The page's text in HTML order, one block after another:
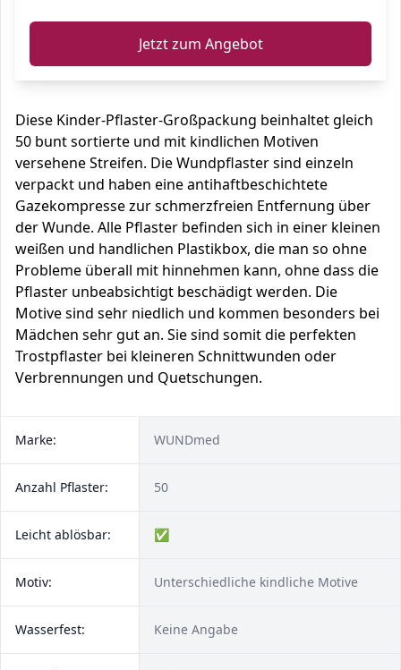
Jetzt zum Angebot
Diese Kinder-Pflaster-Großpackung beinhaltet gleich
50 bunt sortierte und mit kindlichen Motiven
versehene Streifen. Die Wundpflaster sind einzeln
verpackt und haben eine antihaftbeschichtete
Gazekompresse zur schmerzfreien Entfernung über
der Wunde. Alle Pflaster befinden sich in einer kleinen
weißen und handlichen Plastikbox, die man so ohne
Probleme überall mit hinnehmen kann, ohne dass die
Pflaster unbeabsichtigt beschädigt werden. Die
Motive sind sehr niedlich und kommen besonders bei
Mädchen sehr gut an. Sie sind somit die perfekten
Trostpflaster bei kleineren Schnittwunden oder
Verbrennungen und Quetschungen.
Marke: WUNDmed
Anzahl Pflaster: 50
Leicht ablösbar: ✅
Motiv: Unterschiedliche kindliche Motive
Wasserfest: Keine Angabe